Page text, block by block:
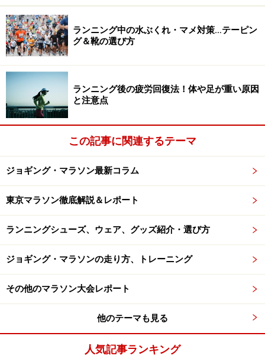
近にみるととても迫力があり何とも言えません。夜景を
見ながら走るという意味でもおすすめなのですが、慣れ
ないコースを夜に走る場合は道に迷ってしまう可能性も
あります。どこからでも見える東京タワーを目印にする
ことで迷っても大丈夫！という安心感を持って走ること
ができるでしょう。東京タワー→札の辻→品川駅での折
り返しコースは約７km。芝公園を周回するコースは約
1.7km。東京タワー前交差点→赤羽橋→芝公園グランド
前→西新橋→虎ノ門→飯倉→赤羽橋→東京タワー前交差
点のコースは約5km。その日の気分や体調でコースを変
えることができるのも良いところ！
脚作りに最適なトレーニングコース
す。マラソン前に走れる脚を作るのには最適でしょう。
信号で停まることなく走れるのも嬉しいポイント。東宮
スも合わせて走ると約5kmになるので、距離を走りたい
ときは外苑コースも組み合わせてみるといいですね。外
苑コースは陸上競技場のような楕円形で平坦なコースの
ランニング中の水ぶくれ・マメ対策…テーピン
グ＆靴の選び方
ランニング後の疲労回復法！体や足が重い原因
と注意点
この記事に関連するテーマ
ジョギング・マラソン最新コラム
東京マラソン徹底解説＆レポート
ランニングシューズ、ウェア、グッズ紹介・選び方
ジョギング・マラソンの走り方、トレーニング
その他のマラソン大会レポート
他のテーマも見る
人気記事ランキング